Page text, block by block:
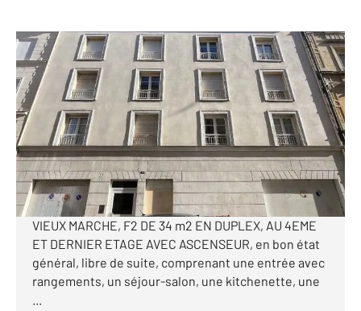
ROUEN 76
33,33 m2, 2 pièces
Ref : 8061
Appartement T2 à vendre
101 100 €
Visiter le site dédié
ROUEN, PROCHE JEAN BAPTISTE DE LA SALLE ET
VIEUX MARCHE, F2 DE 34 m2 EN DUPLEX, AU 4EME
ET DERNIER ETAGE AVEC ASCENSEUR, en bon état
général, libre de suite, comprenant une entrée avec
rangements, un séjour-salon, une kitchenette, une
...